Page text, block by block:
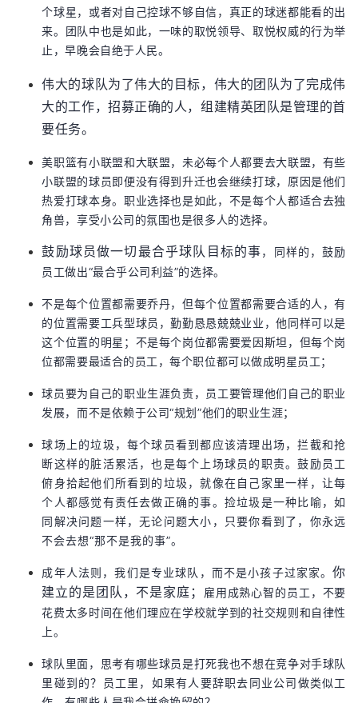
个球星，或者对自己控球不够自信，真正的球迷都能看的出
来。团队中也是如此，一味的取悦领导、取悦权威的行为举
止，早晚会自绝于人民。
伟大的球队为了伟大的目标，伟大的团队为了完成伟
大的工作，招募正确的人，组建精英团队是管理的首
要任务。
美职篮有小联盟和大联盟，未必每个人都要去大联盟，有些
小联盟的球员即便没有得到升迁也会继续打球，原因是他们
热爱打球本身。职业选择也是如此，不是每个人都适合去独
角兽，享受小公司的氛围也是很多人的选择。
鼓励球员做一切最合乎球队目标的事，同样的，鼓励
员工做出“最合乎公司利益”的选择。
不是每个位置都需要乔丹，但每个位置都需要合适的人，有
的位置需要工兵型球员，勤勤恳恳兢兢业业，他同样可以是
这个位置的明星；不是每个岗位都需要爱因斯坦，但每个岗
位都需要最适合的员工，每个职位都可以做成明星员工；
球员要为自己的职业生涯负责，员工要管理他们自己的职业
发展，而不是依赖于公司“规划”他们的职业生涯；
球场上的垃圾，每个球员看到都应该清理出场，拦截和抢
断这样的脏活累活，也是每个上场球员的职责。鼓励员工
俯身拾起他们所看到的垃圾，就像在自己家里一样 ，让每
个人都感觉有责任去做正确的事。 捡垃圾是一种比喻，如
同解决问题一样，无论问题大小，只要你看到了，你永远
不会去想“那不是我的事”。
成年人法则，我们是专业球队，而不是小孩子过家家。你
建立的是团队，不是家庭；
雇用成熟心智的员工，不要
花费太多时间在他们理应在学校就学到的社交规则和自律性
上。
球队里面，思考有哪些球员是打死我也不想在竞争对手球队
里碰到的？员工里，如果有人要辞职去同业公司做类似工